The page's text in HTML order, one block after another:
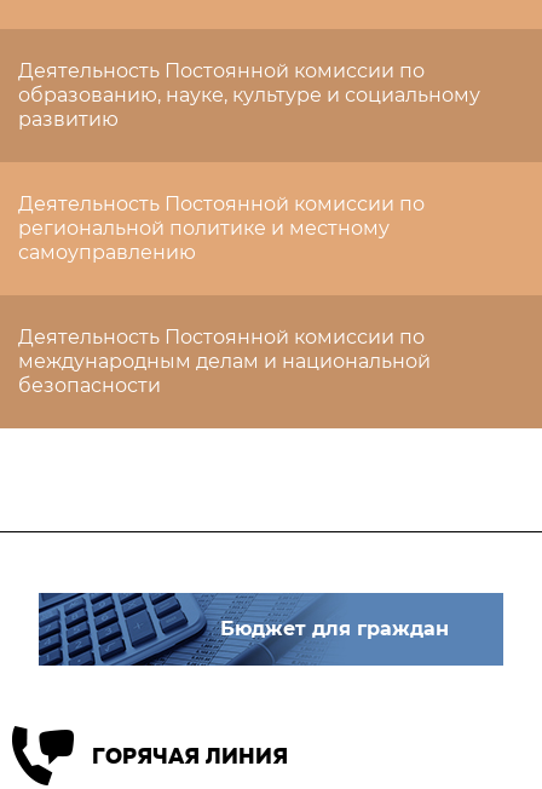
Деятельность Постоянной комиссии по
образованию, науке, культуре и социальному
развитию
Деятельность Постоянной комиссии по
региональной политике и местному
самоуправлению
Деятельность Постоянной комиссии по
международным делам и национальной
безопасности
Бюджет для граждан
ГОРЯЧАЯ ЛИНИЯ